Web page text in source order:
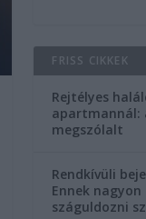
FRISS CIKKEK
Rejtélyes
apartmannál:
megszólalt
Rendkívüli
Ennek
száguldozni